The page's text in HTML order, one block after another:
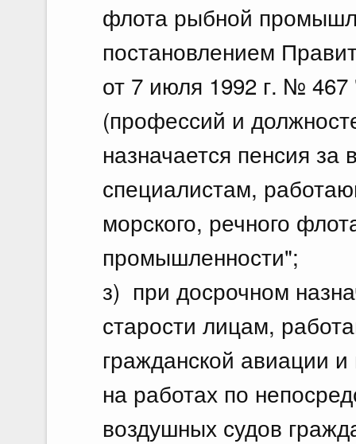
флота рыбной
постановлением
от 7 июля 1992 г. №
(профессий и
назначается пенсия за
специалистам,
морского, речного
промышленности";
з) при досрочном
старости лицам,
гражданской авиации
на работах по
воздушных судов